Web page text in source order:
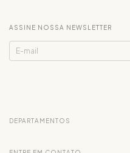
ASSINE NOSSA NEWSLETTER
DEPARTAMENTOS